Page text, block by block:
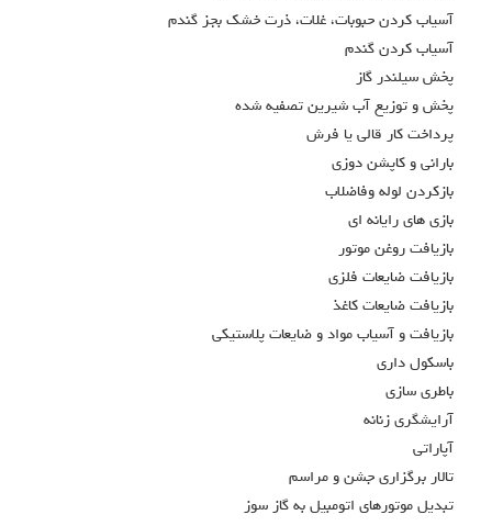
آسياب كردن حبوبات، غلات، ذرت خشك بجز گندم
آسياب كردن گندم
پخش سيلندر گاز
پخش و توزيع آب شيرين تصفيه شده
پرداخت كار قالي يا فرش
باراني و كاپشن دوزي
بازكردن لوله وفاضلاب
بازي هاي رايانه اي
بازيافت روغن موتور
بازيافت ضايعات فلزي
بازيافت ضايعات كاغذ
بازيافت و آسياب مواد و ضايعات پلاستيكي
باسكول داري
باطري سازي
آرايشگري زنانه
آپاراتي
تالار برگزاري جشن و مراسم
تبديل موتورهاي اتومبيل به گاز سوز